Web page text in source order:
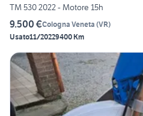
TM 530 2022 - Motore 15h
9.500 €Cologna Veneta (VR)
Usato11/20229400 Km